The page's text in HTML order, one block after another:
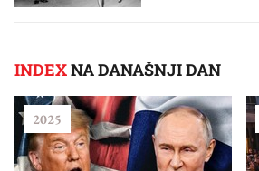
INDEXNA DANAŠNJI DAN
2025